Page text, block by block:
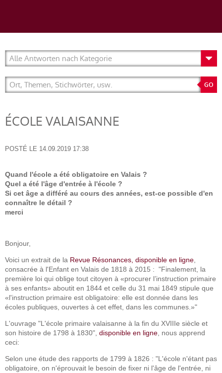
ÉCOLE VALAISANNE
POSTÉ LE 14.09.2019 17:38
Quand l'école a été obligatoire en Valais ?
Quel a été l'âge d'entrée à l'école ?
Si cet âge a différé au cours des années, est-ce possible d'en
connaître le détail ?
merci
Bonjour,
Voici un extrait de la Revue Résonances, disponible en ligne
consacrée à l'Enfant en Valais de 1818 à 2015 : "Finalement, la
première loi qui oblige tout citoyen à «procurer l’instruction primaire
à ses enfants» aboutit en 1844 et celle du 31 mai 1849 stipule que
«l'instruction primaire est obligatoire: elle est donnée dans les
écoles publiques, ouvertes à cet effet, dans les communes.»"
L'ouvrage "L'école primaire valaisanne à la fin du XVIIIe siècle et
son histoire de 1798 à 1830", disponible en ligne , nous apprend
ceci:
Selon une étude des rapports de 1799 à 1826 : "L'école n'étant pas
obligatoire, on n'éprouvait le besoin de fixer ni l'âge de l'entrée, ni